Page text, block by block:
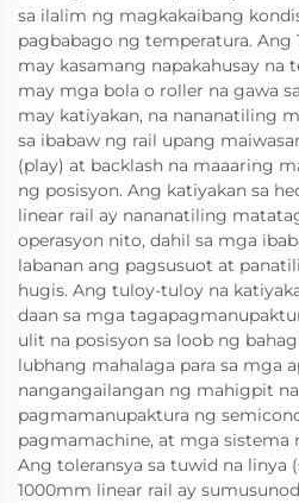
sa ilalim ng magkakaibang
pagbabago ng temperatura. Ang
may kasamang napakahusay na
may mga bola o roller na gawa
may katiyakan, na nananatiling
sa ibabaw ng rail upang
(play) at backlash na maaaring
ng posisyon. Ang katiyakan sa
linear rail ay nananatiling
operasyon nito, dahil sa mga
labanan ang pagsusuot at
hugis. Ang tuloy-tuloy na
daan sa mga
ulit na posisyon sa loob ng
lubhang mahalaga para sa mga
nangangailangan ng mahigpit
pagmamanupaktura ng
pagmamachine, at mga sistema
Ang toleransya sa tuwid na linya
1000mm linear rail ay